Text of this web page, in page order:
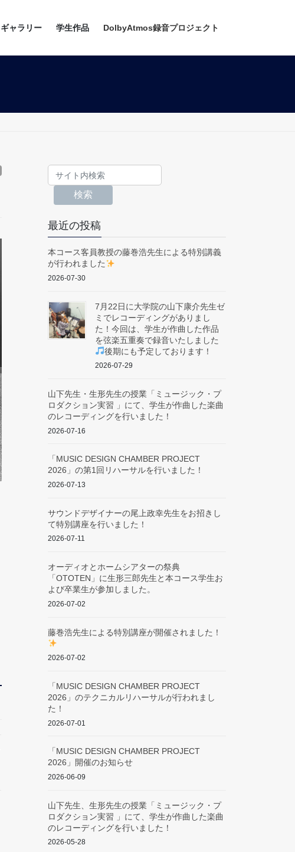
ギャラリー 学生作品 DolbyAtmos録音プロジェクト
検索
最近の投稿
本コース客員教授の藤巻浩先生による特別講義
が行われました
2026-07-30
7月22日に大学院の山下康介先生ゼ
ミでレコーディングがありまし
た！今回は、学生が作曲した作品
を弦楽五重奏で録音いたしました
後期にも予定しております！
2026-07-29
山下先生・生形先生の授業「ミュージック・プ
ロダクション実習 」にて、学生が作曲した楽曲
のレコーディングを行いました！
2026-07-16
「MUSIC DESIGN CHAMBER PROJECT
2026」の第1回リハーサルを行いました！
2026-07-13
サウンドデザイナーの尾上政幸先生をお招きし
て特別講座を行いました！
2026-07-11
オーディオとホームシアターの祭典
「OTOTEN」に生形三郎先生と本コース学生お
よび卒業生が参加しました。
2026-07-02
藤巻浩先生による特別講座が開催されました！
2026-07-02
「MUSIC DESIGN CHAMBER PROJECT
2026」のテクニカルリハーサルが行われまし
た！
2026-07-01
「MUSIC DESIGN CHAMBER PROJECT
2026」開催のお知らせ
2026-06-09
山下先生、生形先生の授業「ミュージック・プ
ロダクション実習 」にて、学生が作曲した楽曲
のレコーディングを行いました！
2026-05-28